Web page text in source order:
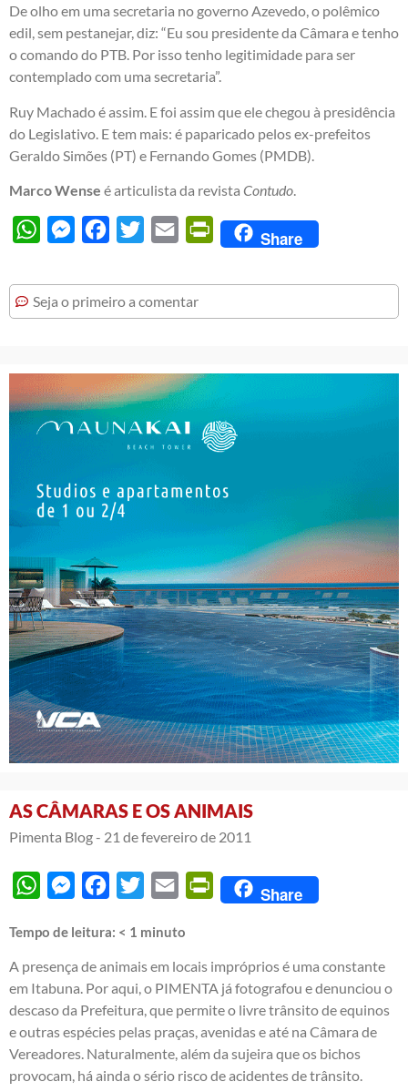
De olho em uma secretaria no governo Azevedo, o polêmico
edil, sem pestanejar, diz: “Eu sou presidente da Câmara e tenho
o comando do PTB. Por isso tenho legitimidade para ser
contemplado com uma secretaria”.
Ruy Machado é assim. E foi assim que ele chegou à presidência
do Legislativo. E tem mais: é paparicado pelos ex-prefeitos
Geraldo Simões (PT) e Fernando Gomes (PMDB).
Marco Wense é articulista da revista Contudo.
WhatsAppMessengerFacebook
Twitter Email PrintFriendly
Share
Seja o primeiro a comentar
AS CÂMARAS E OS ANIMAIS
Pimenta Blog - 21 de fevereiro de 2011
WhatsAppMessengerFacebook
Twitter Email PrintFriendly
Share
Tempo de leitura: < 1 minuto
A presença de animais em locais impróprios é uma constante
em Itabuna. Por aqui, o PIMENTA já fotografou e denunciou o
descaso da Prefeitura, que permite o livre trânsito de equinos
e outras espécies pelas praças, avenidas e até na Câmara de
Vereadores. Naturalmente, além da sujeira que os bichos
provocam, há ainda o sério risco de acidentes de trânsito.